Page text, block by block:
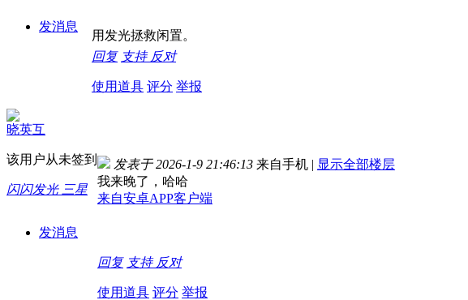
发消息
用发光拯救闲置。
回复 支持 反对
使用道具 评分 举报
晓英互
该用户从未签到
闪闪发光 三星
发消息
发表于 2026-1-9 21:46:13 来自手机 | 显示全部楼层
我来晚了，哈哈
来自安卓APP客户端
回复 支持 反对
使用道具 评分 举报